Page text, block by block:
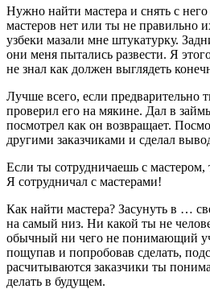
Нужно найти мастера и снять с
мастеров нет или ты не правильно
узбеки мазали мне штукатурку.
они меня пытались развести. Я
не знал как должен выглядеть
Лучше всего, если предварительно
проверил его на мякине. Дал в
посмотрел как он возвращает.
другими заказчиками и сделал
Если ты сотрудничаешь с мастером,
Я сотрудничал с мастерами!
Как найти мастера? Засунуть в …
на самый низ. Ни какой ты не
обычный ни чего не понимающий
пощупав и попробовав сделать,
расчитываются заказчики ты
делать в будущем.